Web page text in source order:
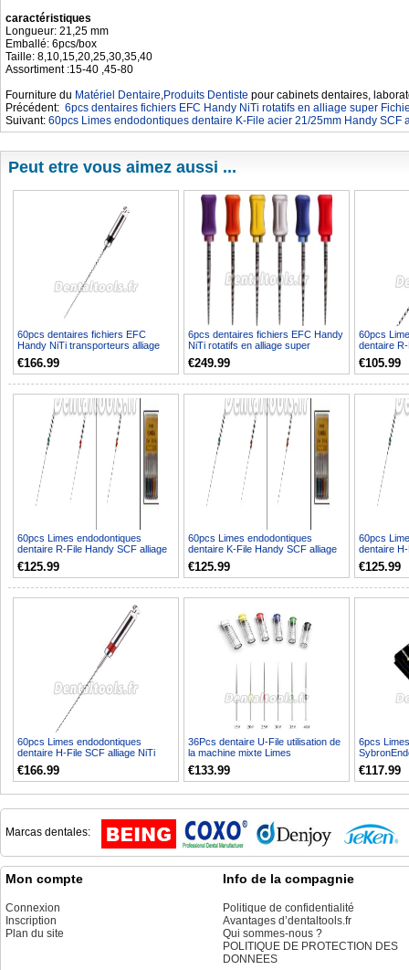
caractéristiques
Longueur: 21,25 mm
Emballé: 6pcs/box
Taille: 8,10,15,20,25,30,35,40
Assortiment :15-40 ,45-80
Fourniture du Matériel Dentaire,Produits Dentiste pour cabinets dentaires,
Précédent: 6pcs dentaires fichiers EFC Handy NiTi rotatifs en alliage super
Suivant: 60pcs Limes endodontiques dentaire K-File acier 21/25mm Handy SCF
Peut etre vous aimez aussi ...
60pcs dentaires fichiers EFC
Handy NiTi transporteurs alliage
Coller Rotary
€166.99
6pcs dentaires fichiers EFC Handy
NiTi rotatifs en alliage super
Fichiers
€249.99
60pcs
dentaire
Handy
€105.99
60pcs Limes endodontiques
dentaire R-File Handy SCF alliage
NiTi 21/25mm
€125.99
60pcs Limes endodontiques
dentaire K-File Handy SCF alliage
NiTi 21/25mm
€125.99
60pcs
dentaire
SCF
€125.99
60pcs Limes endodontiques
dentaire H-File SCF alliage NiTi
21/25mm
€166.99
36Pcs dentaire U-File utilisation de
la machine mixte Limes
endodontiques
€133.99
6pcs
Helix 15-
€117.99
Marcas dentales:
Mon compte
Connexion
Inscription
Plan du site
Info de la compagnie
Politique de confidentialité
Avantages d’dentaltools.fr
Qui sommes-nous ?
POLITIQUE DE PROTECTION DES
DONNEES